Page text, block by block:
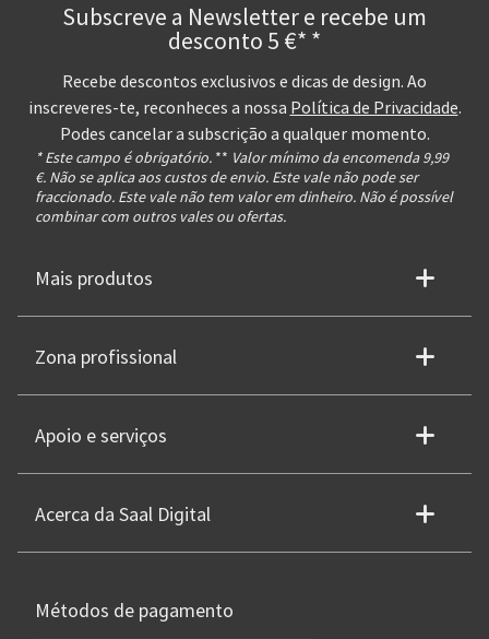
Subscreve a Newsletter e recebe um
desconto 5 €* *
Recebe descontos exclusivos e dicas de design. Ao
inscreveres-te, reconheces a nossa Política de Privacidade.
Podes cancelar a subscrição a qualquer momento.
* Este campo é obrigatório. ** Valor mínimo da encomenda 9,99
€. Não se aplica aos custos de envio. Este vale não pode ser
fraccionado. Este vale não tem valor em dinheiro. Não é possível
combinar com outros vales ou ofertas.
Mais produtos
Zona profissional
Apoio e serviços
Acerca da Saal Digital
Métodos de pagamento